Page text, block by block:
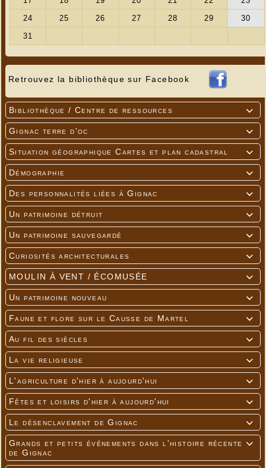
Retrouvez la bibliothèque sur Facebook

Bibliothèque / Centre de ressources

Gignac terre d'oc

Situation géographique Cartes et plan cadastral

Démographie

Des personnalités liées à Gignac

Un patrimoine détruit

Un patrimoine sauvegardé

Curiosités architecturales

MOULIN À VENT / ÉCOMUSÉE

Un patrimoine nouveau

Faune et flore sur le Causse de Martel

Au fil des siècles

La vie religieuse

L'agriculture d'hier à aujourd'hui

Fêtes et loisirs d'hier à aujourd'hui

Le désenclavement de Gignac

Grands et petits événements dans l'histoire récente
de Gignac